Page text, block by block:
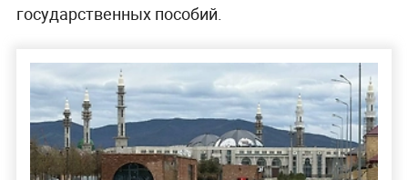
государственных пособий.